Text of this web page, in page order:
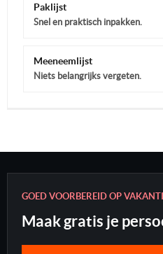
Paklijst
Snel en praktisch inpakken.
Meeneemlijst
Niets belangrijks vergeten.
GOED VOORBEREID OP
Maak gratis je